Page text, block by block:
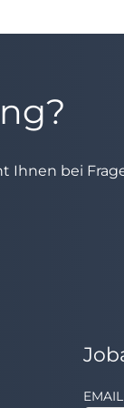
Ihnen bei
EMAIL